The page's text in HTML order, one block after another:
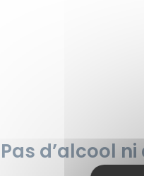
Pas d’alcool